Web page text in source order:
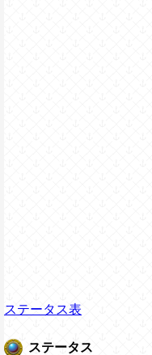
ステータス表
ステータス